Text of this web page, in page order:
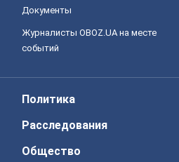
Документы
Журналисты OBOZ.UA на месте
событий
Политика
Расследования
Общество